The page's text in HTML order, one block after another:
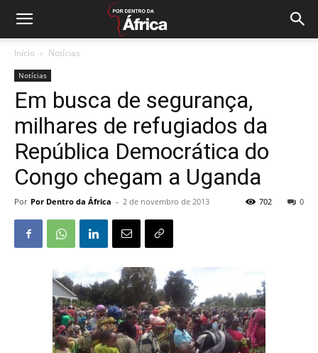
Início Notícias
Notícias
Em busca de segurança,
milhares de refugiados da
República Democrática do
Congo chegam a Uganda
Por Por Dentro da África - 2 de novembro de 2013 0
702